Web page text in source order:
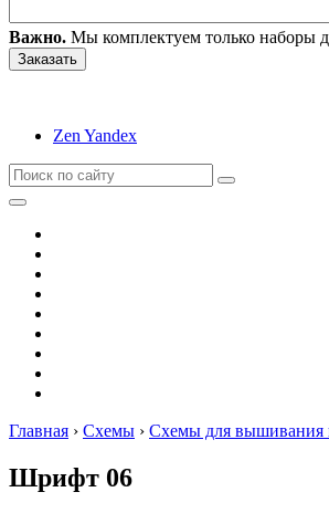
Важно. Мы комплектуем только наборы
Zen Yandex
Главная › Схемы › Схемы для вышивания
Шрифт 06